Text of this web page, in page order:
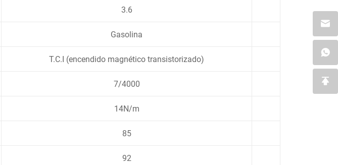
3.6
Gasolina
T.C.I (encendido magnético transistorizado)
7/4000
14N/m
85
92